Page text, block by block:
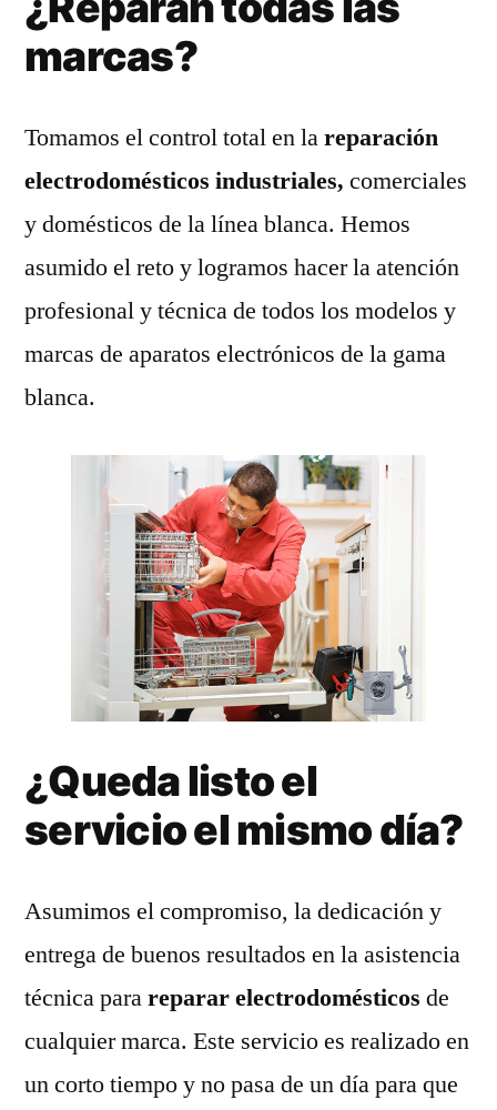
marcas?
Tomamos el control total en lareparación
electrodomésticos industriales, comerciales
y domésticos de la línea blanca. Hemos
asumido el reto y logramos hacer la atención
profesional y técnica de todos los modelos y
marcas de aparatos electrónicos de la gama
blanca.
¿Queda listo el
servicio el mismo día?
Asumimos el compromiso, la dedicación y
entrega de buenos resultados en la asistencia
técnica parareparar electrodomésticos de
cualquier marca. Este servicio es realizado en
un corto tiempo y no pasa de un día para que